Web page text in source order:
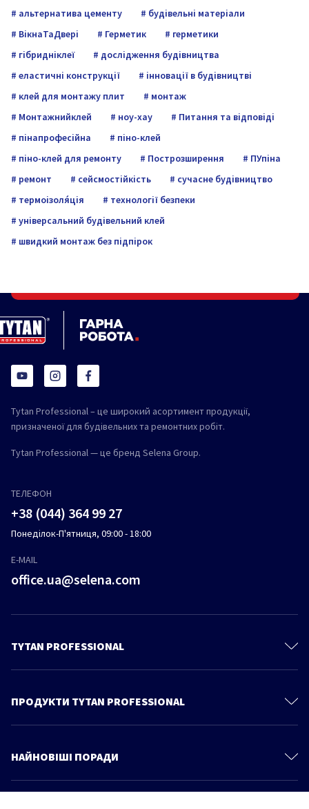
альтернатива цементу
будівельні матеріали
ВікнаТаДвері
Герметик
герметики
гібридніклеї
дослідження будівництва
еластичні конструкції
інновації в будівництві
клей для монтажу плит
монтаж
Монтажнийклей
ноу-хау
Питання та відповіді
пінапрофесійна
піно-клей
піно-клей для ремонту
Построзширення
ПУпіна
ремонт
сейсмостійкість
сучасне будівництво
термоізоля́ція
технології безпеки
універсальний будівельний клей
швидкий монтаж без підпірок
Tytan Professional – це широкий асортимент продукції,
призначеної для будівельних та ремонтних робіт.
Tytan Professional — це бренд Selena Group.
ТЕЛЕФОН
+38 (044) 364 99 27
Понеділок-П'ятниця, 09:00 - 18:00
E-MAIL
office.ua@selena.com
TYTAN PROFESSIONAL
Про нас
Каталог
ПРОДУКТИ TYTAN PROFESSIONAL
Піно-клеї
НАЙНОВІШІ ПОРАДИ
Більше статей